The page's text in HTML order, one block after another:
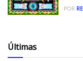
POR
Últimas